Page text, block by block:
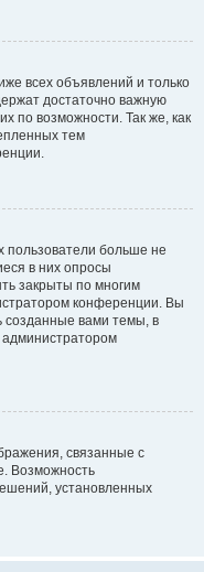
всех объявлений и только
достаточно важную
по возможности. Так же, как
тем
больше не
в них опросы
закрыты по многим
конференции. Вы
созданные вами темы, в
администратором
связанные с
Возможность
установленных